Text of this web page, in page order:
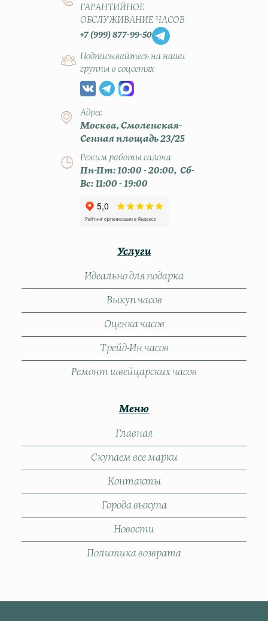
ГАРАНТИЙНОЕ
ОБСЛУЖИВАНИЕ ЧАСОВ
+7 (999) 877-99-50
Подписывайтесь на наши
группы в соцсетях
Адрес
Москва, Смоленская-
Сенная площадь 23/25
Режим работы салона
Пн-Пт: 10:00 - 20:00, Сб-
Вс: 11:00 - 19:00
Услуги
Идеально для подарка
Выкуп часов
Оценка часов
Трейд-Ин часов
Ремонт швейцарских часов
Меню
Главная
Скупаем все марки
Контакты
Города выкупа
Новости
Политика возврата